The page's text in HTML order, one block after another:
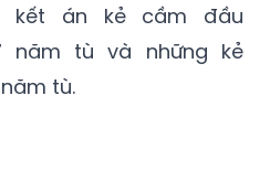
kết án kẻ cầm đầu
năm tù và những kẻ
tù.